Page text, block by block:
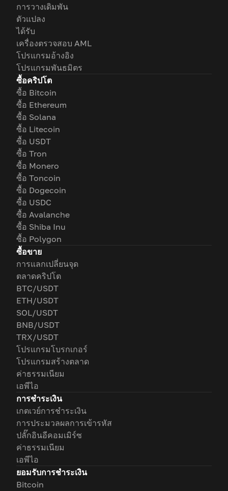
การวางเดิมพัน
ตัวแปลง
ได้รับ
เครื่องตรวจสอบ AML
โปรแกรมอ้างอิง
โปรแกรมพันธมิตร
ซื้อคริปโต
ซื้อ Bitcoin
ซื้อ Ethereum
ซื้อ Solana
ซื้อ Litecoin
ซื้อ USDT
ซื้อ Tron
ซื้อ Monero
ซื้อ Toncoin
ซื้อ Dogecoin
ซื้อ USDC
ซื้อ Avalanche
ซื้อ Shiba Inu
ซื้อ Polygon
ซื้อขาย
การแลกเปลี่ยนจุด
ตลาดคริปโต
BTC/USDT
ETH/USDT
SOL/USDT
BNB/USDT
TRX/USDT
โปรแกรมโบรกเกอร์
โปรแกรมสร้างตลาด
ค่าธรรมเนียม
เอพีไอ
การชำระเงิน
เกตเวย์การชำระเงิน
การประมวลผลการเข้ารหัส
ปลั๊กอินอีคอมเมิร์ซ
ค่าธรรมเนียม
เอพีไอ
ยอมรับการชำระเงิน
Bitcoin